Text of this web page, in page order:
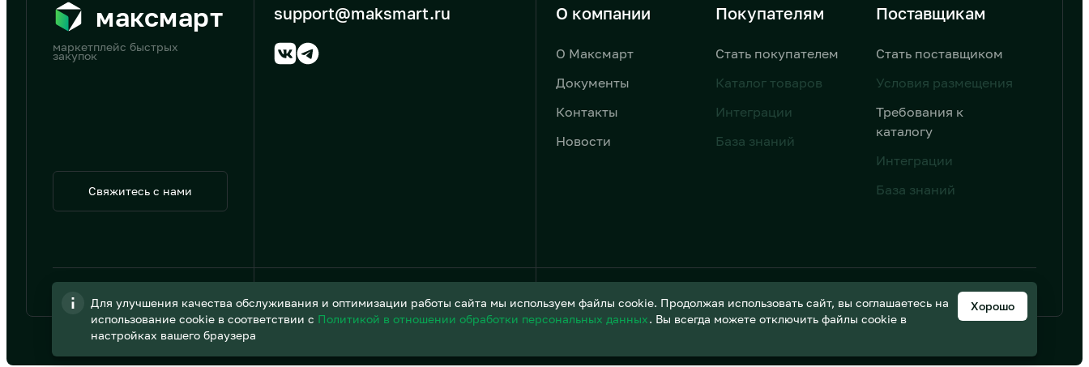
максмарт
маркетплейс быстрых
закупок
Свяжитесь с нами
support@maksmart.ru О компании
О Максмарт
Документы
Контакты
Новости
Покупателям
Стать покупателем
Каталог товаров
Интеграции
База знаний
Поставщикам
Стать поставщиком
Условия размещения
Требования к
каталогу
Интеграции
База знаний
Дизайн от AIC
Для улучшения качества обслуживания и оптимизации работы сайта мы используем файлы cookie. Продолжая использовать сайт, вы соглашаетесь на
использование cookie в соответствии с Политикой в отношении обработки персональных данных. Вы всегда можете отключить файлы cookie в
настройках вашего браузера
Хорошо